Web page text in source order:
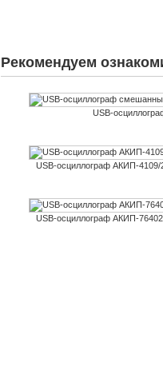
Рекомендуем
USB-
USB-осциллограф АКИП-4109/
USB-осциллограф АКИП-